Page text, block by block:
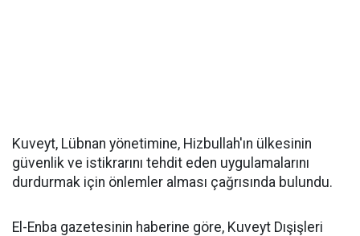
Kuveyt, Lübnan yönetimine, Hizbullah'ın ülkesinin
güvenlik ve istikrarını tehdit eden uygulamalarını
durdurmak için önlemler alması çağrısında bulundu.
El-Enba gazetesinin haberine göre, Kuveyt Dışişleri